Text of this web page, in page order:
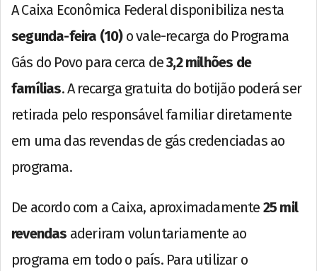
A Caixa Econômica Federal disponibiliza nesta
segunda-feira (10)o vale-recarga do Programa
Gás do Povo para cerca de3,2 milhões de
famílias. A recarga gratuita do botijão poderá ser
retirada pelo responsável familiar diretamente
em uma das revendas de gás credenciadas ao
programa.
De acordo com a Caixa, aproximadamente 25 mil
revendas aderiram voluntariamente ao
programa em todo o país. Para utilizar o